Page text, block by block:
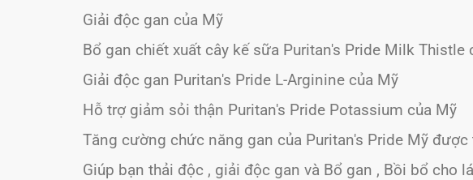
Giải độc gan của Mỹ
Bổ gan chiết xuất cây kế sữa Puritan's Pride Milk Thistle
Giải độc gan Puritan's Pride L-Arginine của Mỹ
Hỗ trợ giảm sỏi thận Puritan's Pride Potassium của Mỹ
Tăng cường chức năng gan của Puritan's Pride Mỹ
Giúp bạn thải độc , giải độc gan và Bổ gan , Bồi bổ cho